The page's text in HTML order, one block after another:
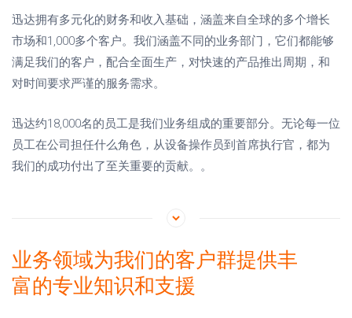
迅达拥有多元化的财务和收入基础，涵盖来自全球的多个增长
市场和1,000多个客户。我们涵盖不同的业务部门，它们都能够
满足我们的客户，配合全面生产，对快速的产品推出周期，和
对时间要求严谨的服务需求。
迅达约18,000名的员工是我们业务组成的重要部分。无论每一位
员工在公司担任什么角色，从设备操作员到首席执行官，都为
我们的成功付出了至关重要的贡献。。
业务领域为我们的客户群提供丰
富的专业知识和支援